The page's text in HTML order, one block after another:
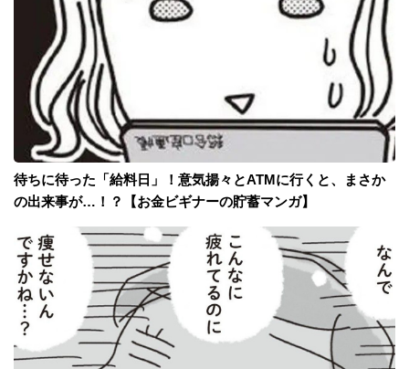
待ちに待った「給料日」！意気揚々とATMに行くと、まさか
の出来事が…！？【お金ビギナーの貯蓄マンガ】